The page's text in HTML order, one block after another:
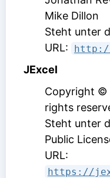
Mike Dillon
Steht unter
URL:
JExcel
Copyright ©
rights
Steht unter
Public
URL:
https://